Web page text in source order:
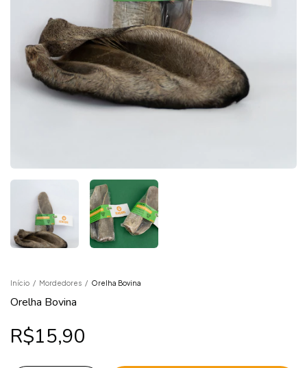
Início / Mordedores / Orelha Bovina
Orelha Bovina
R$15,90